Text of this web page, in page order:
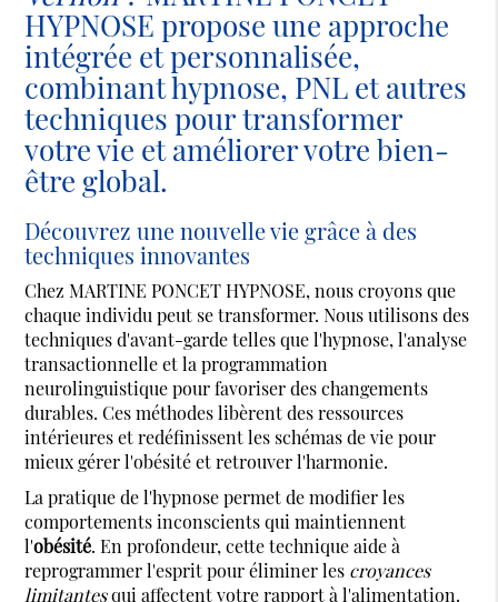
HYPNOSE propose une approche
intégrée et personnalisée,
combinant hypnose, PNL et autres
techniques pour transformer
votre vie et améliorer votre bien-
être global.
Découvrez une nouvelle vie grâce à des
techniques innovantes
Chez MARTINE PONCET HYPNOSE, nous croyons que
chaque individu peut se transformer. Nous utilisons des
techniques d'avant-garde telles que l'hypnose, l'analyse
transactionnelle et la programmation
neurolinguistique pour favoriser des changements
durables. Ces méthodes libèrent des ressources
intérieures et redéfinissent les schémas de vie pour
mieux gérer l'obésité et retrouver l'harmonie.
La pratique de l'hypnose permet de modifier les
comportements inconscients qui maintiennent
l'obésité. En profondeur, cette technique aide à
reprogrammer l'esprit pour éliminer les croyances
limitantesqui affectent votre rapport à l'alimentation.